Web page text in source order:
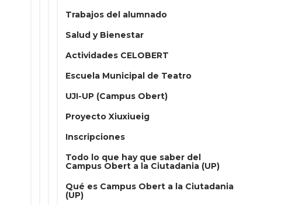
Trabajos del alumnado
Salud y Bienestar
Actividades CELOBERT
Escuela Municipal de Teatro
UJI-UP (Campus Obert)
Proyecto Xiuxiueig
Inscripciones
Todo lo que hay que saber del
Campus Obert a la Ciutadania (UP)
Qué es Campus Obert a la Ciutadania
(UP)